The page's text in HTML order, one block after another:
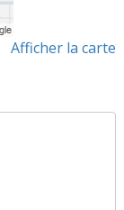
Afficher la carte